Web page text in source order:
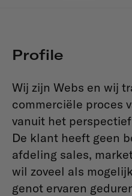
Profile
Wij zijn Webs en wij
commerciële proces
vanuit het
De klant heeft geen
afdeling sales,
wil zoveel als
genot ervaren